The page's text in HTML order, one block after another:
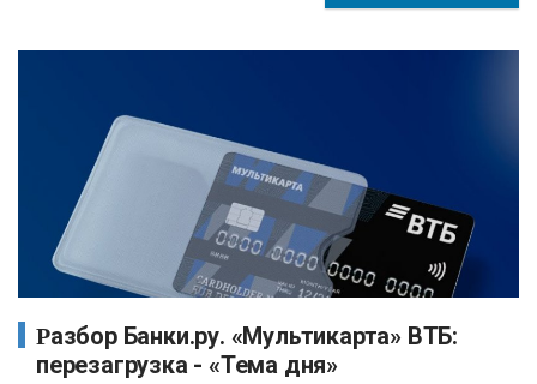
Разбор Банки.ру. «Мультикарта» ВТБ:
перезагрузка - «Тема дня»